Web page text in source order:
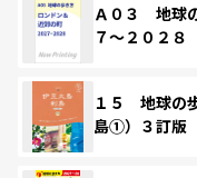
Ａ０３ 地球
７～２０２８
１５ 地球の
島①）３訂版